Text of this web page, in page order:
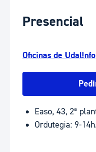
Presencial
Oficinas de Udal!nfo
Easo, 43, 2ª
Ordutegia: 9-